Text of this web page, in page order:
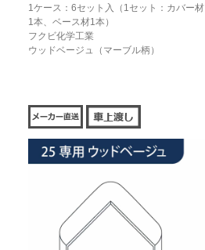
1ケース：6セット入（1セット：カバー材
1本、ベース材1本）
フクビ化学工業
ウッドベージュ（マーブル柄）